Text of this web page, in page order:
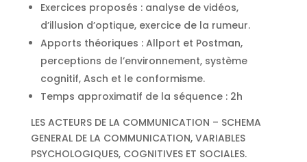
Exercices proposés : analyse de vidéos,
d’illusion d’optique, exercice de la rumeur.
Apports théoriques : Allport et Postman,
perceptions de l’environnement, système
cognitif, Asch et le conformisme.
Temps approximatif de la séquence : 2h
LES ACTEURS DE LA COMMUNICATION – SCHEMA
GENERAL DE LA COMMUNICATION, VARIABLES
PSYCHOLOGIQUES, COGNITIVES ET SOCIALES.